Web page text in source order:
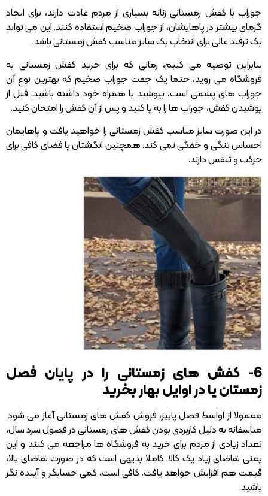
جوراب با کفش زمستانی زنانه بسیاری از مردم عادت دارند، برای ایجاد
گرمای بیشتر در پاهایشان، از جوراب ضخیم استفاده کنند. این می تواند
یک ترفند عالی برای انتخاب یک سایز مناسب کفش زمستانی باشد.
بنابراین توصیه می کنیم، زمانی که برای خرید کفش زمستانی به
فروشگاه می روید، حتما یک جفت جوراب ضخیم که بهترین نوع آن
جوراب های پشمی است، بپوشید یا همراه خود داشته باشید. قبل از
پوشیدن کفش، جوراب ها را به پا کنید و پس از آن کفش را امتحان کنید.
در این صورت سایز مناسب کفش زمستانی را خواهید یافت و پاهایمان
احساس تنگی و خفگی نمی کند. همچنین انگشتان پا فضای کافی برای
حرکت و تنفس دارند.
6- کفش های زمستانی را در پایان فصل
زمستان یا در اوایل بهار بخرید
معمولا از اواسط فصل پاییز، فروش کفش های زمستانی آغاز می شود.
متاسفانه به دلیل کاربردی بودن کفش های زمستانی در فصول سرد سال،
تعداد زیادی از مردم برای خرید به فروشگاه ها مراجعه می کنند و این
یعنی تقاضای زیاد یک کالا. کاملا بدیهی است که در صورت تقاضای بالا،
قیمت هم افزایش خواهد یافت. کافی است، کمی حسابگر و آینده نگر
باشید.